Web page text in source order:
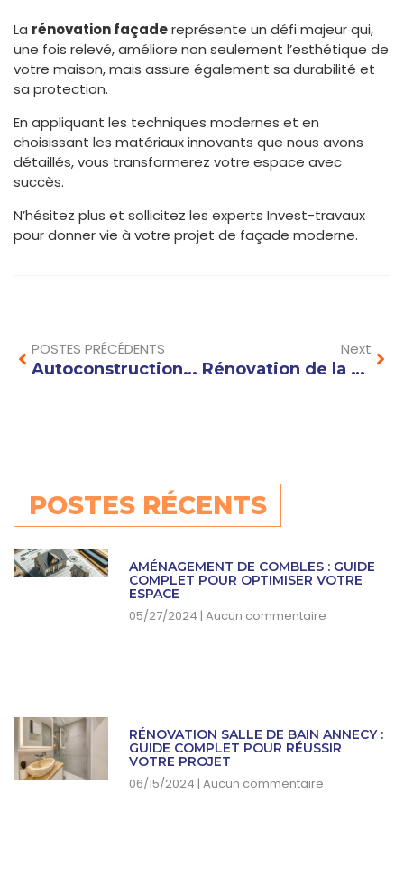
La rénovation façadereprésente un défi majeur qui,
une fois relevé, améliore non seulement l’esthétique de
votre maison, mais assure également sa durabilité et
sa protection.
En appliquant les techniques modernes et en
choisissant les matériaux innovants que nous avons
détaillés, vous transformerez votre espace avec
succès.
N’hésitez plus et sollicitez les experts Invest-travaux
pour donner vie à votre projet de façade moderne.
POSTES PRÉCÉDENTS
Autoconstruction prix m2 : comment estimer votre budget selon les matériaux choisis ?
Next
Rénovation de la toiture : quelles aides financières pour réduire vos coûts ?
POSTES RÉCENTS
AMÉNAGEMENT DE COMBLES : GUIDE
COMPLET POUR OPTIMISER VOTRE
ESPACE
05/27/2024 Aucun commentaire
RÉNOVATION SALLE DE BAIN ANNECY :
GUIDE COMPLET POUR RÉUSSIR
VOTRE PROJET
06/15/2024 Aucun commentaire